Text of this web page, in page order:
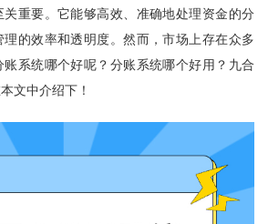
关重要。它能够高效、准确地处理资金的分
的效率和透明度。然而，市场上存在众多
系统哪个好呢？分账系统哪个好用？ 九合
文中介绍下！